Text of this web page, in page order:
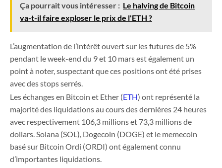
Ça pourrait vous intéresser : Le halving de Bitcoin
va-t-il faire exploser le prix de l'ETH ?
L’augmentation de l’intérêt ouvert sur les futures de 5%
pendant le week-end du 9 et 10 mars est également un
point à noter, suspectant que ces positions ont été prises
avec des stops serrés.
Les échanges en Bitcoin et Ether (ETH) ont représenté la
majorité des liquidations au cours des dernières 24 heures
avec respectivement 106,3 millions et 73,3 millions de
dollars. Solana (SOL), Dogecoin (DOGE) et le memecoin
basé sur Bitcoin Ordi (ORDI) ont également connu
d’importantes liquidations.